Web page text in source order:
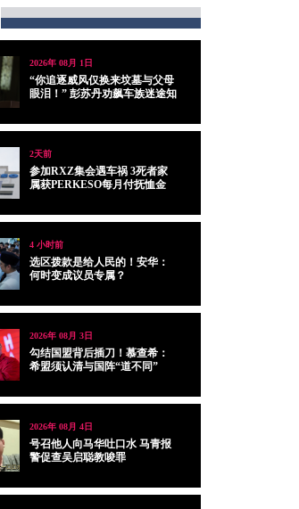
2026年 08月 1日
“你追逐威风仅换来坟墓与父母
眼泪！” 彭苏丹劝飙车族迷途知
2天前
参加RXZ集会遇车祸 3死者家
属获PERKESO每月付抚恤金
4 小时前
选区拨款是给人民的！安华：
何时变成议员专属？
2026年 08月 3日
勾结国盟背后插刀！慕查希：
希盟须认清与国阵“道不同”
2026年 08月 4日
号召他人向马华吐口水 马青报
警促查吴启聪教唆罪